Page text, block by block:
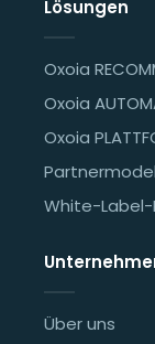
Lösungen
Oxoia
Oxoia
Oxoia
White-
Über uns